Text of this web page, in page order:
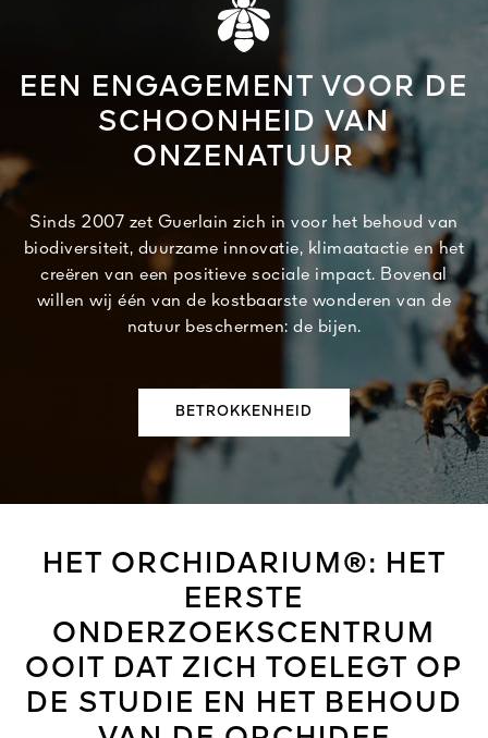
EEN ENGAGEMENT VOOR DE
SCHOONHEID VAN
ONZENATUUR
Sinds 2007 zet Guerlain zich in voor het behoud van
biodiversiteit, duurzame innovatie, klimaatactie en het
creëren van een positieve sociale impact. Bovenal
willen wij één van de kostbaarste wonderen van de
natuur beschermen: de bijen.
BETROKKENHEID
HET ORCHIDARIUM®: HET
EERSTE
ONDERZOEKSCENTRUM
OOIT DAT ZICH TOELEGT OP
DE STUDIE EN HET BEHOUD